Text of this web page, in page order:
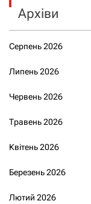
Архіви
Серпень 2026
Липень 2026
Червень 2026
Травень 2026
Квітень 2026
Березень 2026
Лютий 2026